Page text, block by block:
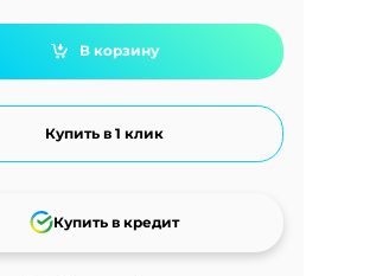
В корзину
Купить в 1 клик
Купить в кредит